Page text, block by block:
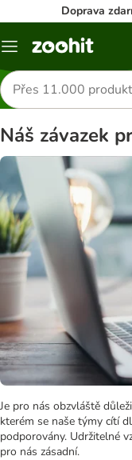
Doprava
Menu
Hledat
produkty
Náš závazek
Je pro nás obzvláště
kterém se naše týmy cítí
podporovány. Udržitelné
pro nás zásadní.